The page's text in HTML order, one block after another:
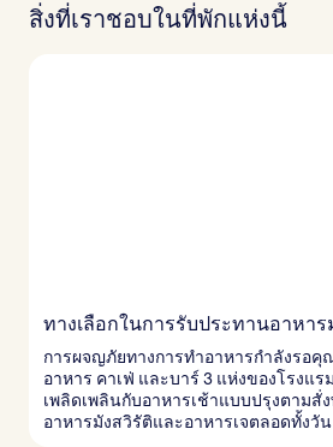
สิ่งที่เราชอบในที่พักแห่งนี้
ทางเลือกในการรับประทานอาหา
การผจญภัยทางการทำอาหารกำลังรอ
อาหาร คาเฟ่ และบาร์ 3 แห่งของโรงแร
เพลิดเพลินกับอาหารเช้าแบบปรุงตามสั่
อาหารมังสวิรัติและอาหารเจตลอดทั้งวัน